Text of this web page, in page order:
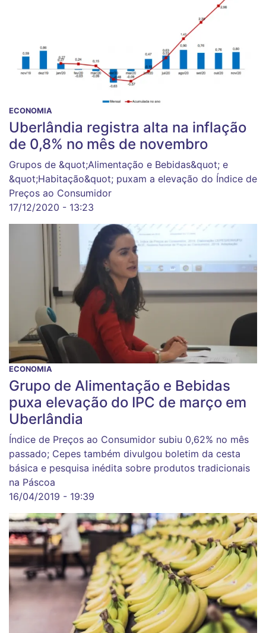
ECONOMIA
Uberlândia registra alta na inflação
de 0,8% no mês de novembro
Grupos de &quot;Alimentação e Bebidas&quot; e
&quot;Habitação&quot; puxam a elevação do Índice de
Preços ao Consumidor
17/12/2020 - 13:23
ECONOMIA
Grupo de Alimentação e Bebidas
puxa elevação do IPC de março em
Uberlândia
Índice de Preços ao Consumidor subiu 0,62% no mês
passado; Cepes também divulgou boletim da cesta
básica e pesquisa inédita sobre produtos tradicionais
na Páscoa
16/04/2019 - 19:39